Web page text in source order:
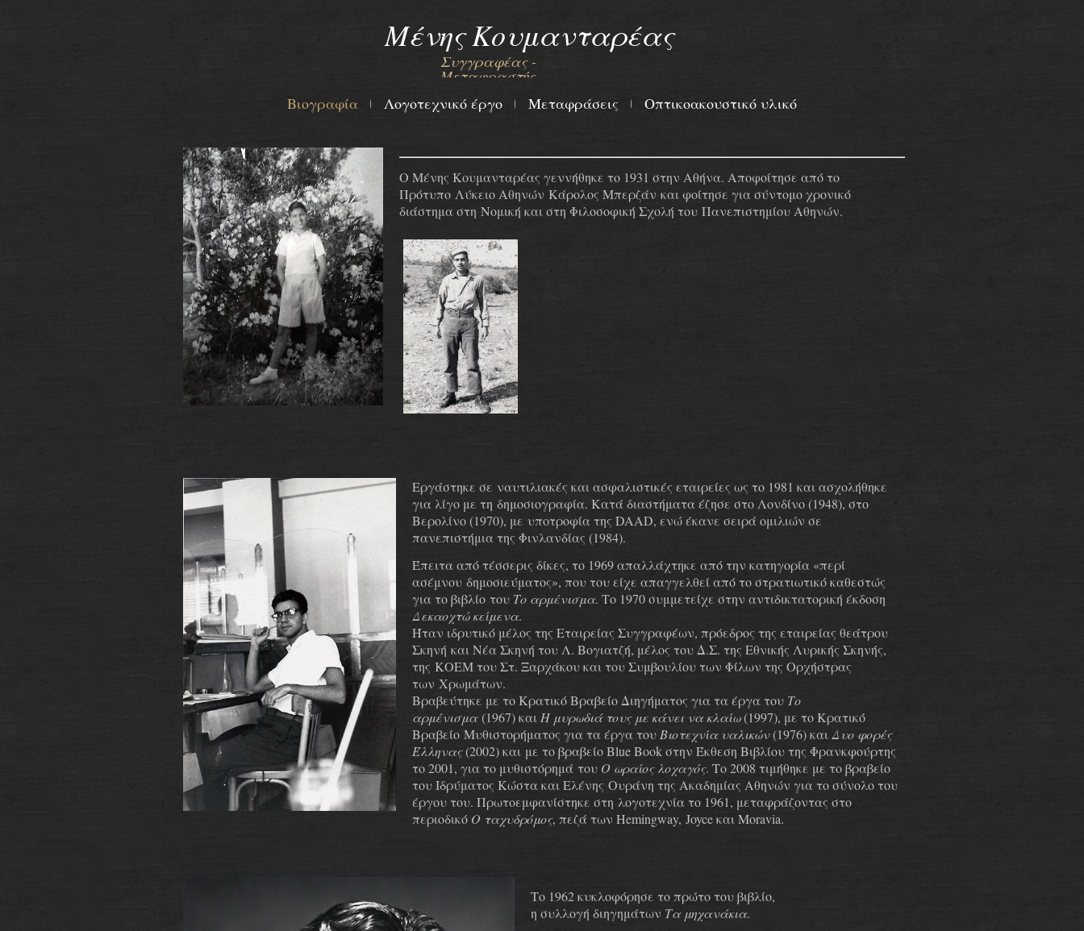
Συγγραφέας -
Μεταφραστής
Μένης Κουμανταρέας
Βιογραφία Λογοτεχνικό έργο Μεταφράσεις Οπτικοακουστικό υλικό
Ο Μένης Κουμανταρέας γεννήθηκε το 1931 στην Αθήνα. Αποφοίτησε από το
Πρότυπο Λύκειο Αθηνών Κάρολος Μπερζάν και φοίτησε για σύντομο χρονικό
διάστημα στη Νομική και στη Φιλοσοφική Σχολή του Πανεπιστημίου Αθηνών.
Εργάστηκε σε ναυτιλιακές και ασφαλιστικές εταιρείες ως το 1981 και ασχολήθηκε
για λίγο με τη δημοσιογραφία. Κατά διαστήματα έζησε στο Λονδίνο (1948), στο
Βερολίνο (1970), με υποτροφία της DAAD, ενώ έκανε σειρά ομιλιών σε
πανεπιστήμια της Φινλανδίας (1984).
Έπειτα από τέσσερις δίκες, το 1969 απαλλάχτηκε από την κατηγορία «περί
ασέμνου δημοσιεύματος», που του είχε απαγγελθεί από το στρατιωτικό καθεστώς
για το βιβλίο του Το αρμένισμα. Το 1970 συμμετείχε στην αντιδικτατορική έκδοση
Δεκαοχτώ κείμενα.
Ήταν ιδρυτικό μέλος της Εταιρείας Συγγραφέων, πρόεδρος της εταιρείας θεάτρου
Σκηνή και Νέα Σκηνή του Λ. Βογιατζή, μέλος του Δ.Σ. της Εθνικής Λυρικής Σκηνής,
της ΚΟΕΜ του Στ. Ξαρχάκου και του Συμβουλίου των Φίλων της Ορχήστρας
των Χρωμάτων.
Βραβεύτηκε με το Κρατικό Βραβείο Διηγήματος για τα έργα του Το
αρμένισμα(1967) και Η μυρωδιά τους με κάνει να κλαίω(1997), με το Κρατικό
Βραβείο Μυθιστορήματος για τα έργα του Βιοτεχνία υαλικών(1976) και Δυο φορές
Έλληνας(2002) και με το βραβείο Blue Book στην Έκθεση Βιβλίου της Φρανκφούρτης
το 2001, για το μυθιστόρημά του Ο ωραίος λοχαγός. Το 2008 τιμήθηκε με το βραβείο
του Ιδρύματος Κώστα και Ελένης Ουράνη της Ακαδημίας Αθηνών για το σύνολο του
έργου του. Πρωτοεμφανίστηκε στη λογοτεχνία το 1961, μεταφράζοντας στο
περιοδικό Ο ταχυδρόμος, πεζά των Hemingway, Joyce και Moravia.
Το 1962 κυκλοφόρησε το πρώτο του βιβλίο,
η συλλογή διηγημάτων Τα μηχανάκια.